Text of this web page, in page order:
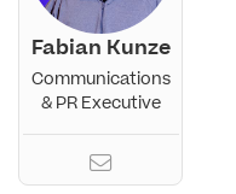
Fabian Kunze
Communications
& PR Executive